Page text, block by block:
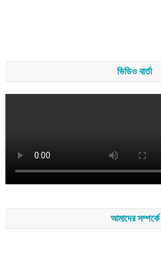
ভিডিও বার্তা
আমাদের সম্পর্কে